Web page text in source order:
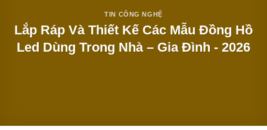
TIN CÔNG NGHỆ
Lắp Ráp Và Thiết Kế Các Mẫu Đồng Hồ
Led Dùng Trong Nhà – Gia Đình - 2026